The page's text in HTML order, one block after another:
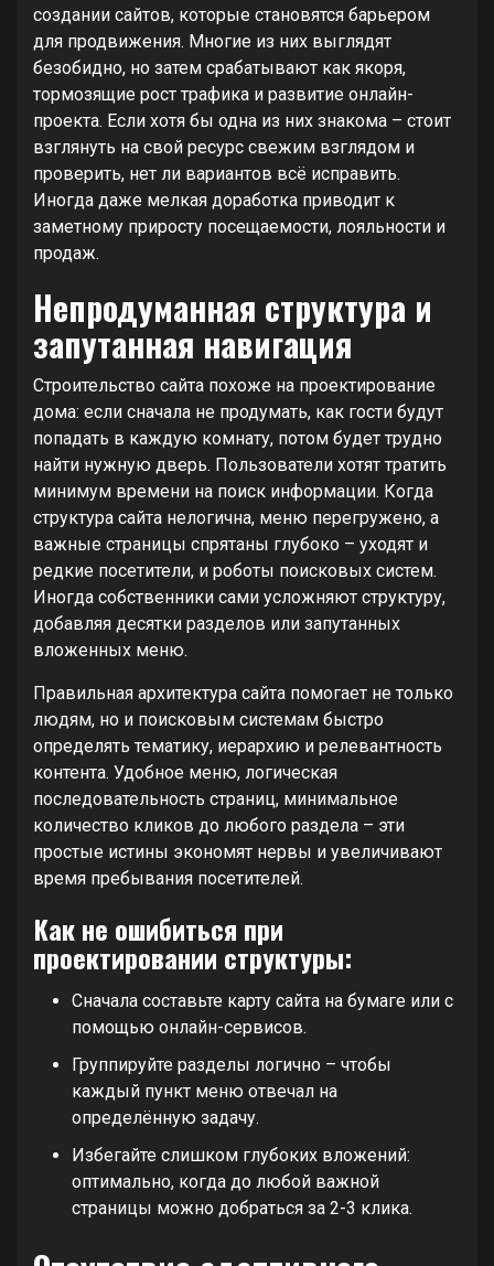
создании сайтов, которые становятся барьером
для продвижения. Многие из них выглядят
безобидно, но затем срабатывают как якоря,
тормозящие рост трафика и развитие онлайн-
проекта. Если хотя бы одна из них знакома – стоит
взглянуть на свой ресурс свежим взглядом и
проверить, нет ли вариантов всё исправить.
Иногда даже мелкая доработка приводит к
заметному приросту посещаемости, лояльности и
продаж.
Непродуманная структура и
запутанная навигация
Строительство сайта похоже на проектирование
дома: если сначала не продумать, как гости будут
попадать в каждую комнату, потом будет трудно
найти нужную дверь. Пользователи хотят тратить
минимум времени на поиск информации. Когда
структура сайта нелогична, меню перегружено, а
важные страницы спрятаны глубоко – уходят и
редкие посетители, и роботы поисковых систем.
Иногда собственники сами усложняют структуру,
добавляя десятки разделов или запутанных
вложенных меню.
Правильная архитектура сайта помогает не только
людям, но и поисковым системам быстро
определять тематику, иерархию и релевантность
контента. Удобное меню, логическая
последовательность страниц, минимальное
количество кликов до любого раздела – эти
простые истины экономят нервы и увеличивают
время пребывания посетителей.
Как не ошибиться при
проектировании структуры:
Сначала составьте карту сайта на бумаге или с
помощью онлайн-сервисов.
Группируйте разделы логично – чтобы
каждый пункт меню отвечал на
определённую задачу.
Избегайте слишком глубоких вложений:
оптимально, когда до любой важной
страницы можно добраться за 2-3 клика.